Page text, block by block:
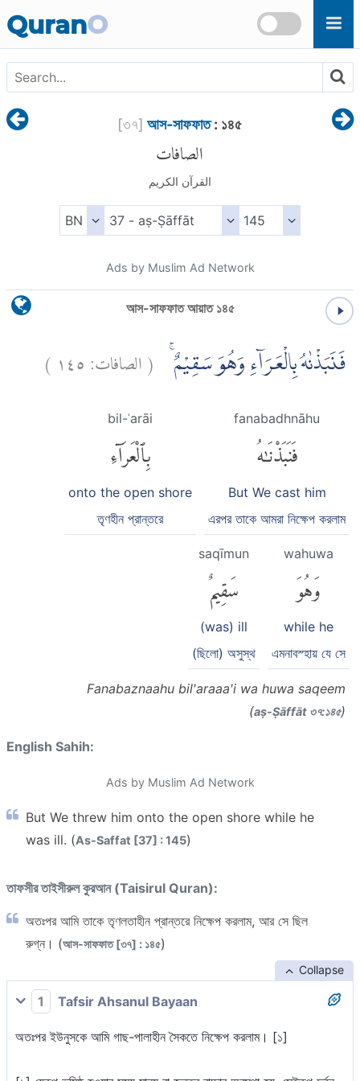
QuranO
[৩৭] আস-সাফফাত: ১৪৫
الصافات
القرآن الكريم
Ads by Muslim Ad Network
আস-সাফফাত আয়াত ১৪৫
فَنَبَذْنٰهُ بِالْعَرَاۤءِ وَهُوَ سَقِيْمٌ ۚ (الصافات:١٤٥ )
fanabadhnāhu
فَنَبَذْنَٰهُ
But We cast him
এরপর তাকে আমরা নিক্ষেপ করলাম
bil-ʿarāi
بِٱلْعَرَآءِ
onto the open shore
তৃণহীন প্রান্তরে
wahuwa
وَهُوَ
while he
এমনাবস্হায় যে সে
saqīmun
سَقِيمٌ
(was) ill
(ছিলো) অসুস্থ
Fanabaznaahu bil'araaa'i wa huwa saqeem
(aṣ-Ṣāffāt ৩৭:১৪৫)
English Sahih:
Ads by Muslim Ad Network
But We threw him onto the open shore while he
was ill. (As-Saffat [37] : 145)
তাফসীর তাইসীরুল কুরআন (Taisirul Quran):
অতঃপর আমি তাকে তৃণলতাহীন প্রান্তরে নিক্ষেপ করলাম, আর সে ছিল
রুগ্ন। (আস-সাফফাত [৩৭] : ১৪৫)
Collapse
1 Tafsir Ahsanul Bayaan
অতঃপর ইউনুসকে আমি গাছ-পালাহীন সৈকতে নিক্ষেপ করলাম। [১]